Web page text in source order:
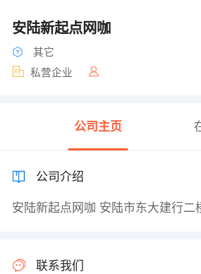
安陆新起点网咖
其它
私营企业
公司主页
公司介绍
安陆新起点网咖 安陆市东大建行二
联系我们